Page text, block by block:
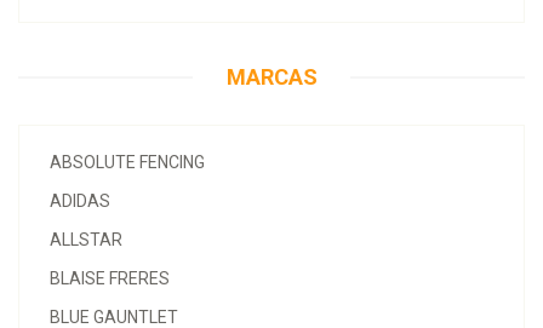
MARCAS
ABSOLUTE FENCING
ADIDAS
ALLSTAR
BLAISE FRERES
BLUE GAUNTLET